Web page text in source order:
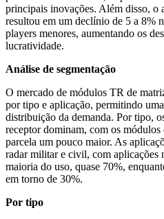
principais inovações. Além disso, o
resultou em um declínio de 5 a 8%
players menores, aumentando os
lucratividade.
Análise de segmentação
O mercado de módulos TR de
por tipo e aplicação, permitindo
distribuição da demanda. Por tipo,
receptor dominam, com os
parcela um pouco maior. As
radar militar e civil, com aplicações
maioria do uso, quase 70%,
em torno de 30%.
Por tipo